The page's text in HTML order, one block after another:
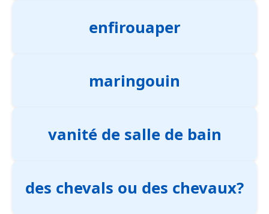
enfirouaper
maringouin
vanité de salle de bain
des chevals ou des chevaux?